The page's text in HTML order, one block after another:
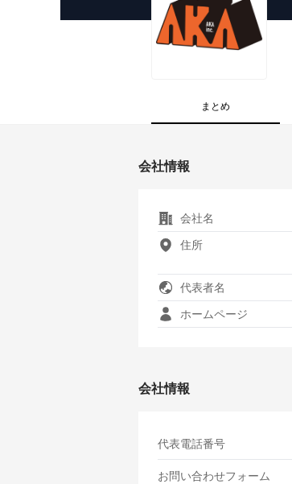
まとめ
会社情報
会社名
住所
代表者名
ホームページ
会社情報
代表電話番号
お問い合わせフォーム